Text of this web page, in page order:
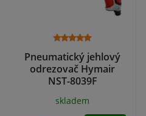
Pneumatický jehlový
odrezovač Hymair
NST-8039F
skladem